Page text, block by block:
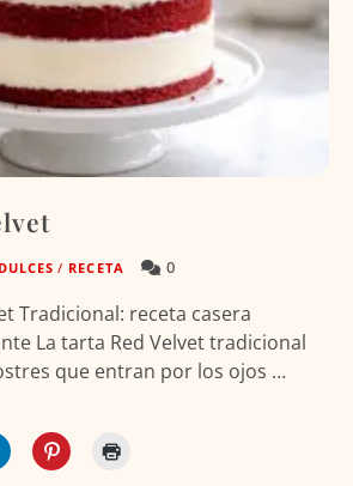
DULCES / RECETA 0
Tradicional: receta casera
La tarta Red Velvet tradicional
que entran por los ojos …